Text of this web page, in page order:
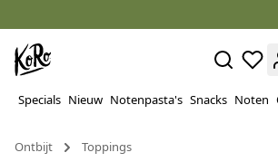
Specials Nieuw Notenpasta's Snacks Noten
Ontbijt
Toppings